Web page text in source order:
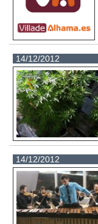
14/12/2012
14/12/2012